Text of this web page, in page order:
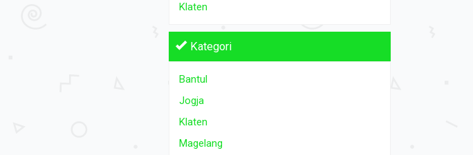
Klaten
Kategori
Bantul
Jogja
Klaten
Magelang